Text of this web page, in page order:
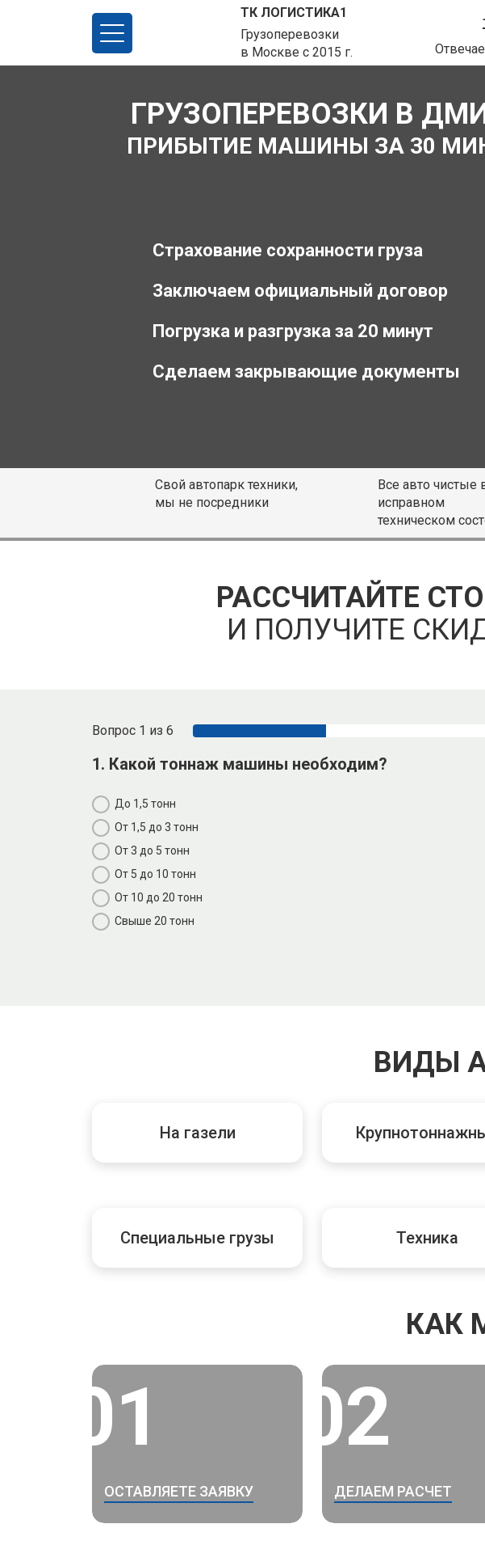
ТК ЛОГИСТИКА1
Грузоперевозки
в Москве с 2015 г.
ГРУЗОПЕРЕВОЗКИ В
ПРИБЫТИЕ МАШИНЫ ЗА 30
Страхование сохранности груза
Заключаем официальный договор
Погрузка и разгрузка за 20 минут
Сделаем закрывающие документы
Свой автопарк техники,
мы не посредники
Все авто чистые
исправном
техническом
РАССЧИТАЙТЕ
И ПОЛУЧИТЕ
Вопрос 1 из 6
1. Какой тоннаж машины необходим?
До 1,5 тонн
От 1,5 до 3 тонн
От 3 до 5 тонн
От 5 до 10 тонн
От 10 до 20 тонн
Свыше 20 тонн
ВИДЫ
На газели
Специальные грузы Техника
КАК
01
ОСТАВЛЯЕТЕ ЗАЯВКУ
02
ДЕЛАЕМ РАСЧЕТ